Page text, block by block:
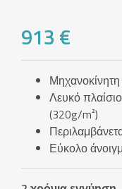
913 €
Λευκό
(320g/m²)
Εύκολο